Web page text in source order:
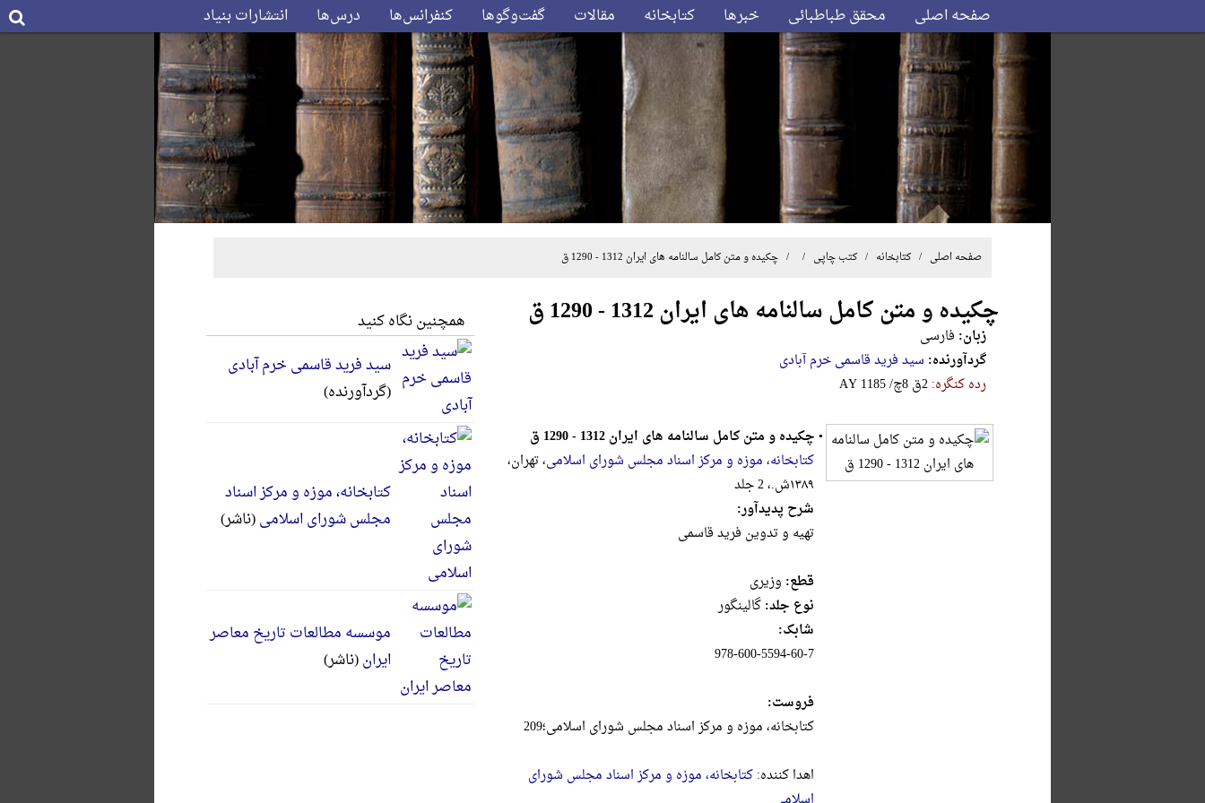
صفحه اصلی محقق طباطبائی خبرها کتابخانه مقالات گفت‌وگوها کنفرانس‌ها درس‌ها انتشارات بنیاد
صفحه اصلی / کتابخانه /کتب چاپی / / چکیده و متن کامل سالنامه های ایران 1312 - 1290 ق
چکیده و متن کامل سالنامه های ایران 1312 - 1290 ق
زبان: فارسی
گردآورنده: سید فرید قاسمی خرم آبادی
رده کنگره:‎A‎Y‎ ‎1‎1‎8‎5‎ ‎/‎چ‎8‎ ‎ق‎2
•چکیده و متن کامل سالنامه های ایران 1312 - 1290 ق
کتابخانه، موزه و مرکز اسناد مجلس شورای اسلامی، تهران،
۱۳۸۹ش.، 2 جلد
شرح پدیدآور:
تهیه و تدوین فرید قاسمی
قطع: وزيرى
نوع جلد:گالینگور
شابک:
978-600-5594-60-7‬
فروست:
کتابخانه، موزه و مرکز اسناد مجلس شورای اسلامی؛209
اهدا کننده:کتابخانه، موزه و مرکز اسناد مجلس شورای
همچنین نگاه کنید
سید فرید قاسمی خرم آبادی
(گردآورنده)
کتابخانه، موزه و مرکز اسناد
مجلس شورای اسلامی(ناشر)
موسسه مطالعات تاریخ معاصر
ایران(ناشر)